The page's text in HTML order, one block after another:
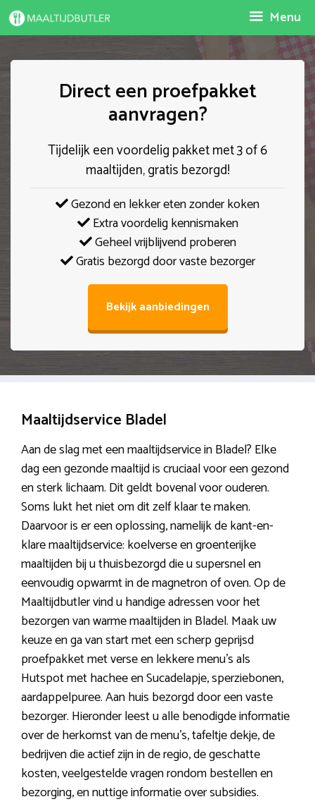
Spring
naar
Menu
Direct een proefpakket
aanvragen?
Tijdelijk een voordelig pakket met 3 of 6
maaltijden, gratis bezorgd!
Gezond en lekker eten zonder koken
Extra voordelig kennismaken
Geheel vrijblijvend proberen
Gratis bezorgd door vaste bezorger
Bekijk aanbiedingen
Maaltijdservice Bladel
Aan de slag met een maaltijdservice in Bladel? Elke
dag een gezonde maaltijd is cruciaal voor een gezond
en sterk lichaam. Dit geldt bovenal voor ouderen.
Soms lukt het niet om dit zelf klaar te maken.
Daarvoor is er een oplossing, namelijk de kant-en-
klare maaltijdservice: koelverse en groenterijke
maaltijden bij u thuisbezorgd die u supersnel en
eenvoudig opwarmt in de magnetron of oven. Op de
Maaltijdbutler vind u handige adressen voor het
bezorgen van warme maaltijden in Bladel. Maak uw
keuze en ga van start met een scherp geprijsd
proefpakket met verse en lekkere menu’s als
Hutspot met hachee en Sucadelapje, sperziebonen,
aardappelpuree. Aan huis bezorgd door een vaste
bezorger. Hieronder leest u alle benodigde informatie
over de herkomst van de menu’s, tafeltje dekje, de
bedrijven die actief zijn in de regio, de geschatte
kosten, veelgestelde vragen rondom bestellen en
bezorging, en nuttige informatie over subsidies.